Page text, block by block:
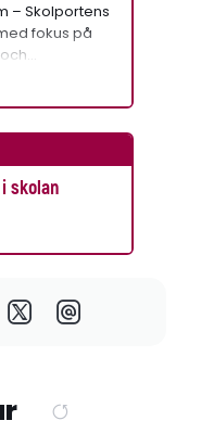
– Skolportens
fokus på
skolan